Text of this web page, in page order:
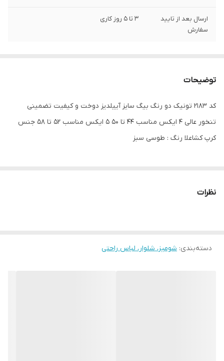
ارسال بعد از تایید
سفارش
3 تا 5 روز کاری
توضیحات
کد 2183 تونیک دو رنگ بیگ سایز آییلدیز دوخت و کیفیت تضمینی
تنخور عالی ۴ ایکس مناسب ۴۴ تا ۵۰ ۵ ایکس مناسب ۵۲ تا ۵۸ جنس
کرپ کشاعلا رنگ : طوسی سبز
نظرات
دسته‌بندی: شومیز، شلوار، لباس راحتی